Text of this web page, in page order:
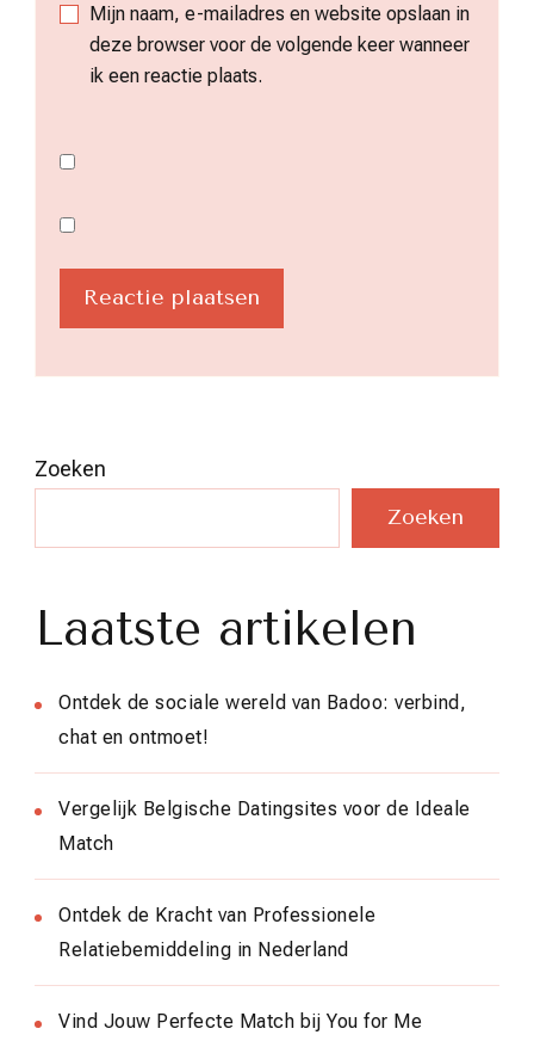
Mijn naam, e-mailadres en website opslaan in
deze browser voor de volgende keer wanneer
ik een reactie plaats.
Zoeken
Zoeken
Laatste artikelen
Ontdek de sociale wereld van Badoo: verbind,
chat en ontmoet!
Vergelijk Belgische Datingsites voor de Ideale
Match
Ontdek de Kracht van Professionele
Relatiebemiddeling in Nederland
Vind Jouw Perfecte Match bij You for Me